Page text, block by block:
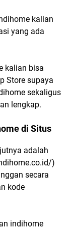
kalian
yang ada
kalian bisa
Store supaya
sekaligus
lengkap.
di Situs
adalah
)
secara
kode
indihome